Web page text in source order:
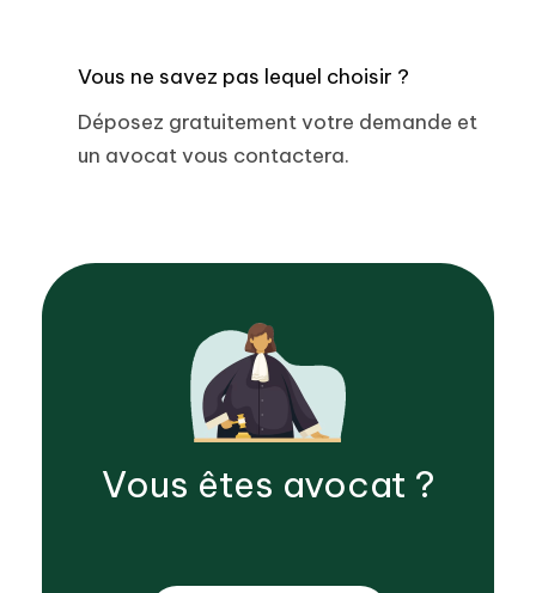
Vous ne savez pas lequel choisir ?
Déposez gratuitement votre demande et
un avocat vous contactera.
Vous êtes avocat ?